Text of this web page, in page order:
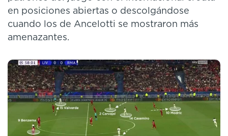
en posiciones abiertas o descolgándose
cuando los de Ancelotti se mostraron más
amenazantes.